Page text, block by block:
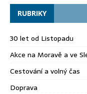
RUBRIKY
30 let od Listopadu
Akce na Moravě a ve
Cestování a volný čas
Doprava